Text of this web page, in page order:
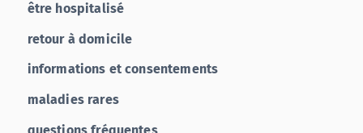
être hospitalisé
retour à domicile
informations et consentements
maladies rares
questions fréquentes